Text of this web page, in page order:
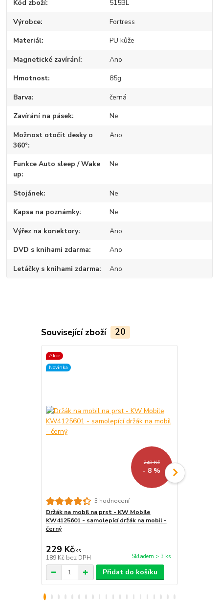
Kód zboží 515BL
Výrobce Fortress
Materiál PU kůže
Magnetické zavírání Ano
Hmotnost 85g
Barva černá
Zavírání na pásek Ne
Možnost otočit desky o
360°
Ano
Funkce Auto sleep / Wake
up
Ne
Stojánek Ne
Kapsa na poznámky Ne
Výřez na konektory Ano
DVD s knihami zdarma Ano
Letáčky s knihami zdarma Ano
Související zboží 20
Akce
Novinka
249 Kč
- 8 %
3 hodnocení
Držák na mobil na prst - KW Mobile
KW4125601 - samolepící držák na mobil -
černý
229 Kč/ks
189 Kč bez DPH Skladem > 3 ks
Přidat do košíku